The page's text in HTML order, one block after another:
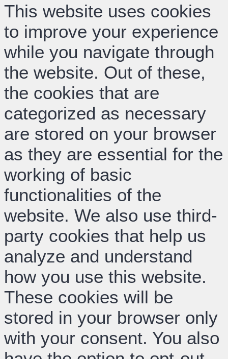
This website uses cookies
to improve your experience
while you navigate through
the website. Out of these,
the cookies that are
categorized as necessary
are stored on your browser
as they are essential for the
working of basic
functionalities of the
website. We also use third-
party cookies that help us
analyze and understand
how you use this website.
These cookies will be
stored in your browser only
with your consent. You also